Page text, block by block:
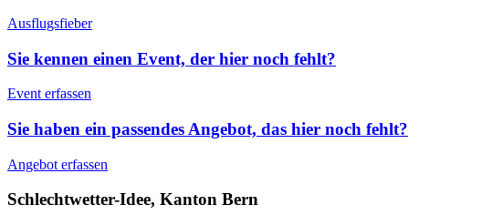
Ausflugsfieber
Sie kennen einen Event, der hier noch fehlt?
Event erfassen
Sie haben ein passendes Angebot, das hier noch fehlt?
Angebot erfassen
Schlechtwetter-Idee, Kanton Bern